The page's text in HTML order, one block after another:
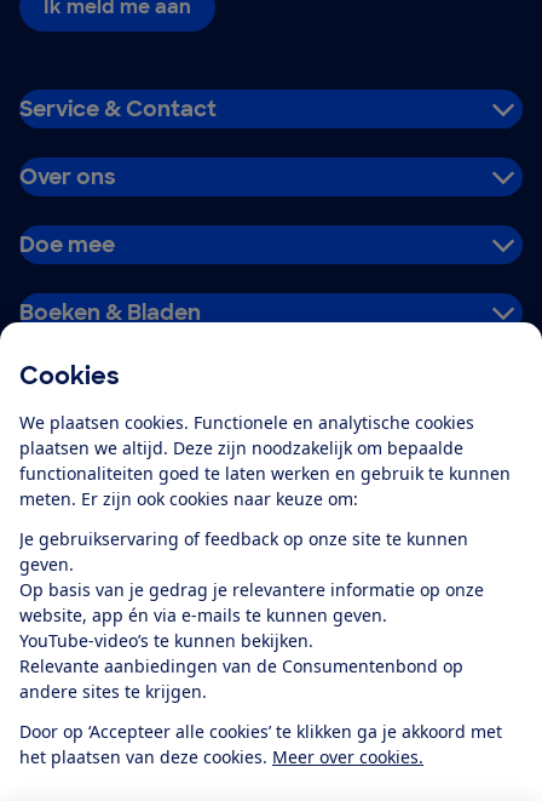
Cookies
We plaatsen cookies. Functionele en analytische cookies
plaatsen we altijd. Deze zijn noodzakelijk om bepaalde
functionaliteiten goed te laten werken en gebruik te kunnen
meten. Er zijn ook cookies naar keuze om:
Je gebruikservaring of feedback op onze site te kunnen
geven.
Op basis van je gedrag je relevantere informatie op onze
website, app én via e-mails te kunnen geven.
YouTube-video’s te kunnen bekijken.
Relevante aanbiedingen van de Consumentenbond op
andere sites te krijgen.
Door op ‘Accepteer alle cookies’ te klikken ga je akkoord met
het plaatsen van deze cookies. Meer over cookies.
Ik meld me aan
Service & Contact
Over ons
Doe mee
Boeken & Bladen
Alles over de
app
Algemene Voorwaarden
Privacyverklaring
Cookiebeleid
Privacyvoorkeuren
Toegankelijkheid
RSS-feed nieuws
Facebook
TwitterInstagram
YoutubeLinkedIn
12.901consumentenbeoordelen de Consumentenbondmet gemiddeld